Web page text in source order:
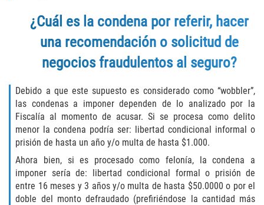
Leyes de DUI en el Estado de
Violencia Doméstica
Abuso de Ancianos y Adultos
Dependientes
Acecho
Agresión Doméstica
¿Cuál es la condena por referir, hacer
una recomendación o solicitud de
negocios fraudulentos al seguro?
Debido a que este supuesto es considerado como “wobbler”,
las condenas a imponer dependen de lo analizado por la
Fiscalía al momento de acusar. Si se procesa como delito
menor la condena podría ser: libertad condicional informal o
prisión de hasta un año y/o multa de hasta $1.000.
Ahora bien, si es procesado como felonía, la condena a
imponer sería de: libertad condicional formal o prisión de
entre 16 meses y 3 años y/o multa de hasta $50.0000 o por el
doble del monto defraudado (prefiriéndose la cantidad más